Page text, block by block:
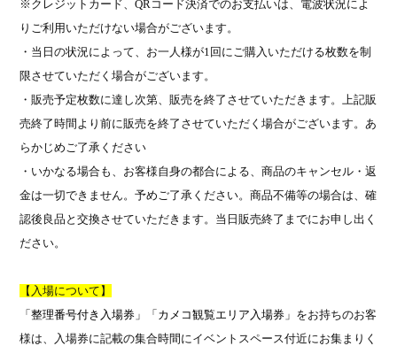
※クレジットカード、QR コード決済でのお支払いは、電波状況によ
りご利用いただけない場合がございます。
・当日の状況によって、お一人様が1 回にご購入いただける枚数を制
限させていただく場合がございます。
・販売予定枚数に達し次第、販売を終了させていただきます。上記販
売終了時間より前に販売を終了させていただく場合がございます。あ
らかじめご了承ください
・いかなる場合も、お客様自身の都合による、商品のキャンセル・返
金は一切できません。予めご了承ください。商品不備等の場合は、確
認後良品と交換させていただきます。当日販売終了までにお申し出く
ださい。
【入場について】
「整理番号付き入場券」
「カメコ観覧エリア入場券」 をお持ちのお客
様は、入場券に記載の集合時間にイベントスペース付近にお集まりく